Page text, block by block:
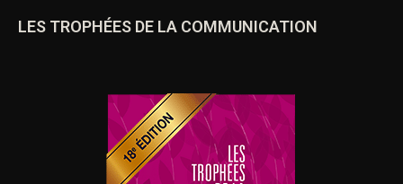
LES TROPHÉES DE LA COMMUNICATION